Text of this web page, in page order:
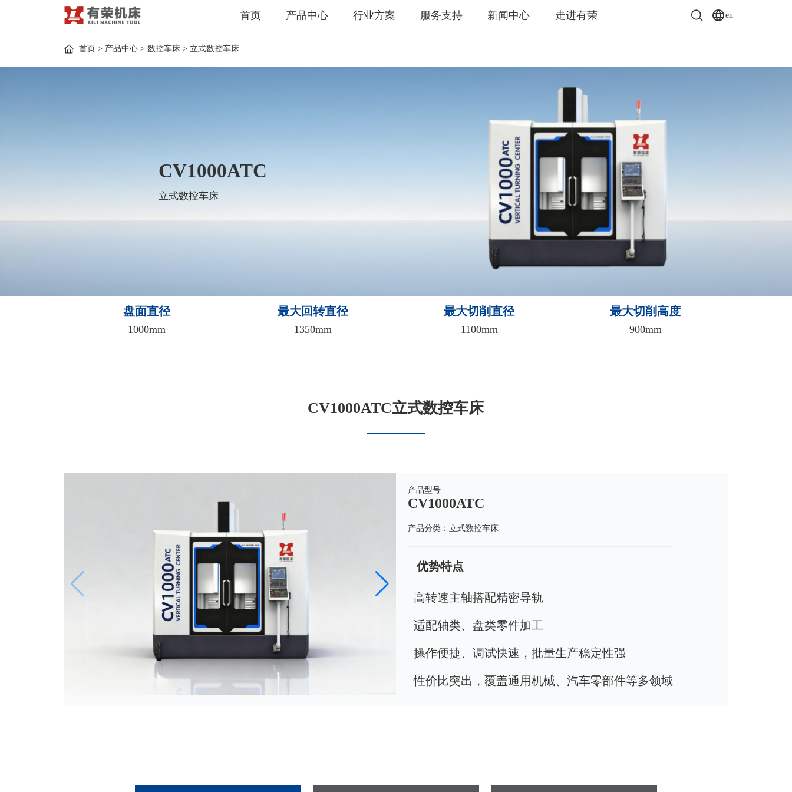
首页 产品中心 行业方案 服务支持 新闻中心 走进有荣 en
首页 > 产品中心> 数控车床> 立式数控车床
CV1000ATC
立式数控车床
盘面直径
1000mm
最大回转直径
1350mm
最大切削直径
1100mm
最大切削高度
900mm
CV1000ATC立式数控车床
产品型号
CV1000ATC
产品分类：立式数控车床
优势特点
高转速主轴搭配精密导轨
适配轴类、盘类零件加工
操作便捷、调试快速， 批量生产稳定性强
性价比突出，覆盖通用机械、汽车零部件等多领域